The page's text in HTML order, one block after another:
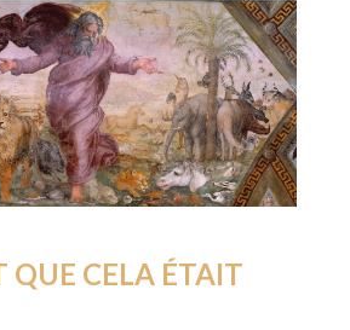
QUE CELA ÉTAIT